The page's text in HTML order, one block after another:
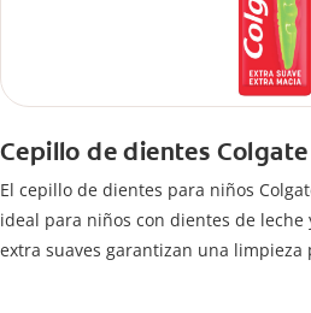
Cepillo de dientes
El cepillo de dientes para niños
ideal para niños con dientes de leche
extra suaves garantizan una limpieza